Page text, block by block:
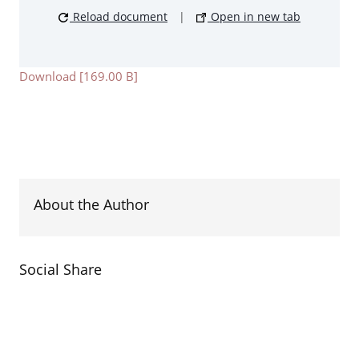
Reload document | Open in new tab
Download [169.00 B]
About the Author
Social Share